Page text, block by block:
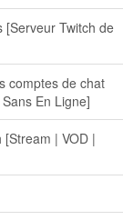
[Serveur Twitch de
comptes de chat
En Ligne]
| VOD |